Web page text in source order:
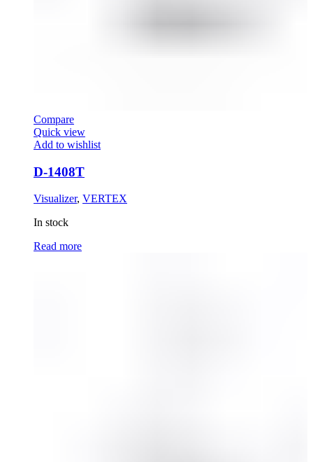
Compare
Quick view
Add to wishlist
D-1408T
Visualizer, VERTEX
In stock
Read more